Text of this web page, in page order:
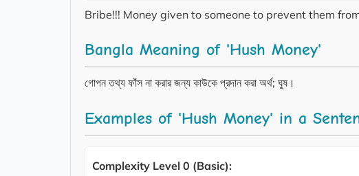
Bribe!!! Money given to someone to prevent them
Bangla Meaning of 'Hush Money'
গোপন তথ্য ফাঁস না করার জন্য কাউকে প্রদান করা অর্থ; ঘুষ।
Examples of 'Hush Money' in a
Complexity Level 0 (Basic):